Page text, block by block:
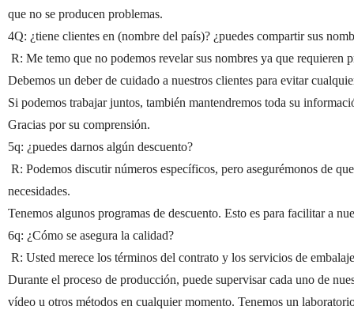
que no se producen problemas.
4Q: ¿tiene clientes en (nombre del país)? ¿puedes compartir sus
R: Me temo que no podemos revelar sus nombres ya que
Debemos un deber de cuidado a nuestros clientes para evitar
Si podemos trabajar juntos, también mantendremos toda su
Gracias por su comprensión.
5q: ¿puedes darnos algún descuento?
R: Podemos discutir números específicos, pero asegurémonos de
necesidades.
Tenemos algunos programas de descuento. Esto es para facilitar a
6q: ¿Cómo se asegura la calidad?
R: Usted merece los términos del contrato y los servicios de
Durante el proceso de producción, puede supervisar cada uno de
vídeo u otros métodos en cualquier momento. Tenemos un